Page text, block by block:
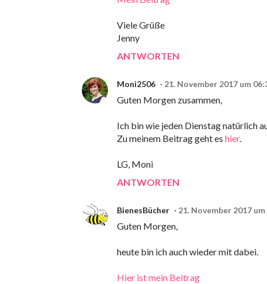
Viele Grüße
Jenny
ANTWORTEN
Moni2506 21. November 2017 um
Guten Morgen zusammen,
Ich bin wie jeden Dienstag natürlich
Zu meinem Beitrag geht es hier.
LG, Moni
ANTWORTEN
BienesBücher 21. November 2017
Guten Morgen,
heute bin ich auch wieder mit dabei.
Hier ist mein Beitrag